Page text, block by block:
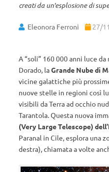
creati da un'esplosione di
Eleonora Ferroni 27/
A “soli” 160 000 anni luce
Dorado, laGrande Nube di
vicine galattiche più
nuove stelle in regioni così
visibili da Terra ad occhio
Tarantola. Questa nuova
(Very Large Telescope)
Paranal in Cile, esplora una
destra), chiamata a volte